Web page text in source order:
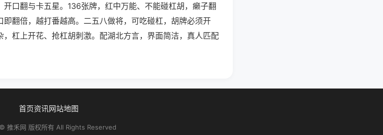
口翻与卡五星。136张牌，红中万能、不能碰杠胡，癞子翻
翻倍，越打番越高。二五八做将，可吃碰杠，胡牌必须开
杠上开花、抢杠胡刺激。配湖北方言，界面简洁，真人匹配
首页资讯网站地图
推禾网 版权所有 All Rights Reserved